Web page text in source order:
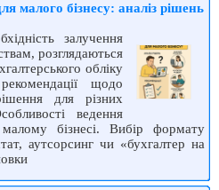
малого бізнесу: аналіз рішень
залучення
розглядаються
обліку
щодо
для різних
ведення
малому бізнесі. Вибір формату
аутсорсинг чи «бухгалтер на